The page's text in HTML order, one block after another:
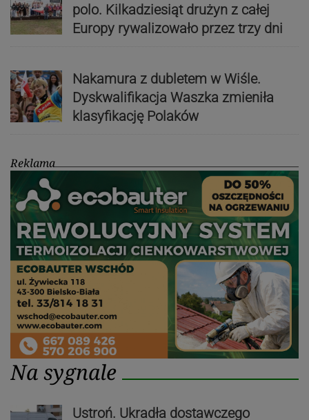
polo. Kilkadziesiąt drużyn z całej
Europy rywalizowało przez trzy dni
Nakamura z dubletem w Wiśle.
Dyskwalifikacja Waszka zmieniła
klasyfikację Polaków
Reklama
Na sygnale
Ustroń. Ukradła dostawczego